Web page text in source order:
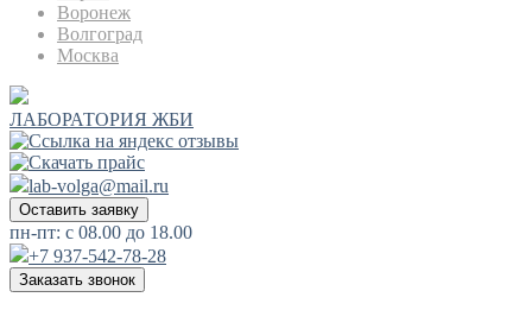
Воронеж
Волгоград
Москва
ЛАБОРАТОРИЯ ЖБИ
lab-volga@mail.ru
Оставить заявку
пн-пт: с 08.00 до 18.00
+7 937-542-78-28
Заказать звонок